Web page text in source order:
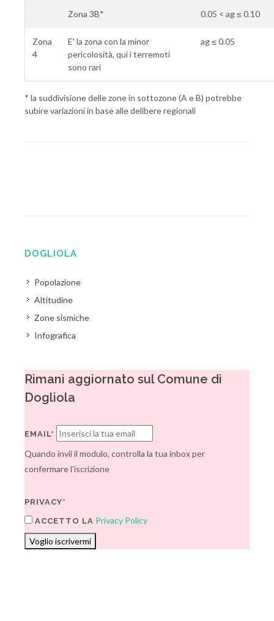
Zona 3B* 0.05 < ag ≤ 0.10
Zona
4
E' la zona con la minor
pericolosità, qui i terremoti
sono rari
ag ≤ 0.05
* la suddivisione delle zone in sottozone (A e B) potrebbe
subire variazioni in base alle delibere regionali
DOGLIOLA
Popolazione
Altitudine
Zone sismiche
Infografica
Rimani aggiornato sul Comune di
Dogliola
EMAIL*
Quando invii il modulo, controlla la tua inbox per
confermare l'iscrizione
PRIVACY*
ACCETTO LA Privacy Policy
Voglio iscrivermi